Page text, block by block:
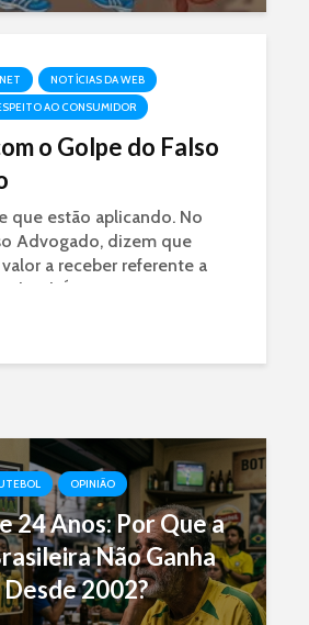
NOTÍCIAS DA WEB
AO CONSUMIDOR
o Golpe do Falso
que estão aplicando. No
Advogado, dizem que
a receber referente a
É GOLPE.
OPINIÃO
24 Anos: Por Que a
Não Ganha
Desde 2002?